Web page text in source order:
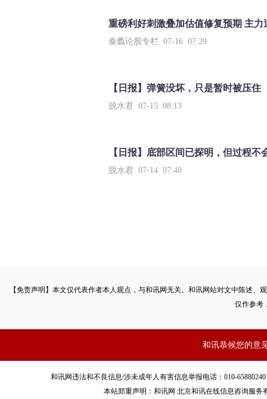
秦蠡论股专栏 07-16 07:29
【日报】弹簧没坏，只是暂时被压住
脱水君 07-15 08:13
【日报】底部区间已探明，但过程不
脱水君 07-14 07:48
【免责声明】本文仅代表作者本人观点，与和讯网无关。和讯网站对文中陈述
仅作参考
和讯恭候您的意
和讯网违法和不良信息/涉未成年人有害信息举报电话：010-
本站郑重声明：和讯网 北京和讯在线信息咨询服